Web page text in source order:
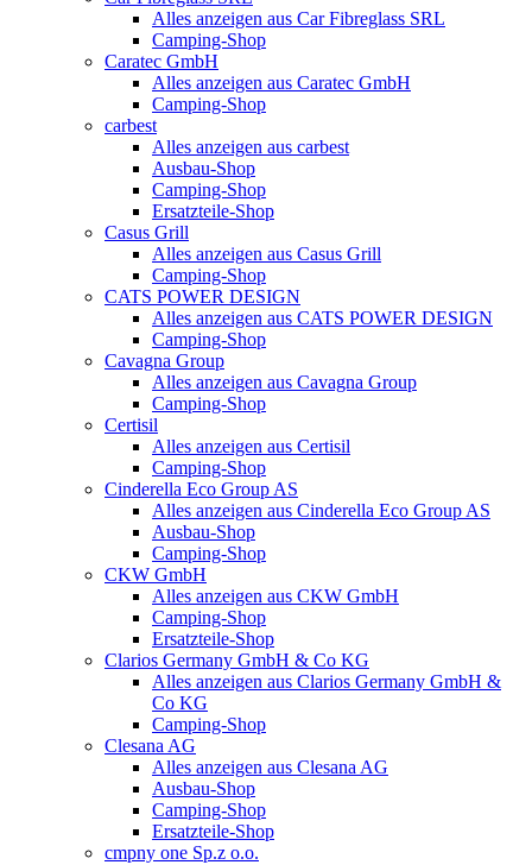
Alles anzeigen aus Car Fibreglass SRL
Camping-Shop
Caratec GmbH
Alles anzeigen aus Caratec GmbH
Camping-Shop
carbest
Alles anzeigen aus carbest
Ausbau-Shop
Camping-Shop
Ersatzteile-Shop
Casus Grill
Alles anzeigen aus Casus Grill
Camping-Shop
CATS POWER DESIGN
Alles anzeigen aus CATS POWER DESIGN
Camping-Shop
Cavagna Group
Alles anzeigen aus Cavagna Group
Camping-Shop
Certisil
Alles anzeigen aus Certisil
Camping-Shop
Cinderella Eco Group AS
Alles anzeigen aus Cinderella Eco Group AS
Ausbau-Shop
Camping-Shop
CKW GmbH
Alles anzeigen aus CKW GmbH
Camping-Shop
Ersatzteile-Shop
Clarios Germany GmbH & Co KG
Alles anzeigen aus Clarios Germany GmbH &
Co KG
Camping-Shop
Clesana AG
Alles anzeigen aus Clesana AG
Ausbau-Shop
Camping-Shop
Ersatzteile-Shop
cmpny one Sp.z o.o.